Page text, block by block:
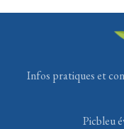
Infos pratiques et
Picbleu